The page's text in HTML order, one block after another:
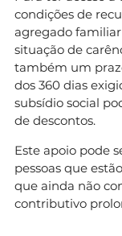
condições de
agregado familiar
situação de
também um
dos 360 dias
subsídio social
de descontos.
Este apoio pode
pessoas que
que ainda não
contributivo